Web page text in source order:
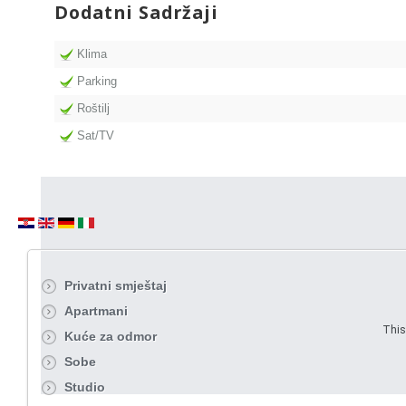
Dodatni Sadržaji
Klima
Parking
Roštilj
Sat/TV
Privatni smještaj
Apartmani
Kuće za odmor
Sobe
Studio